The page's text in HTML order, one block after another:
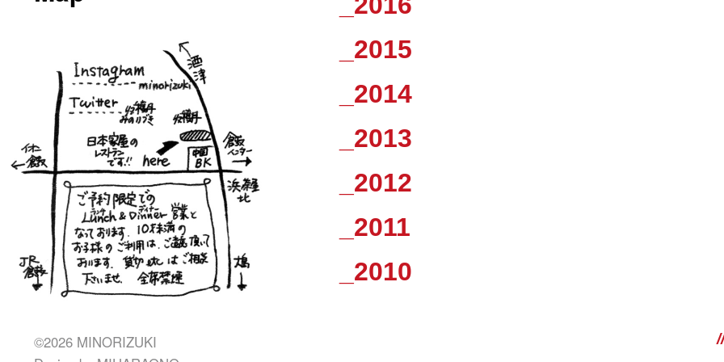
_2015
_2014
_2013
_2012
_2011
_2010
©2026 MINORIZUKI